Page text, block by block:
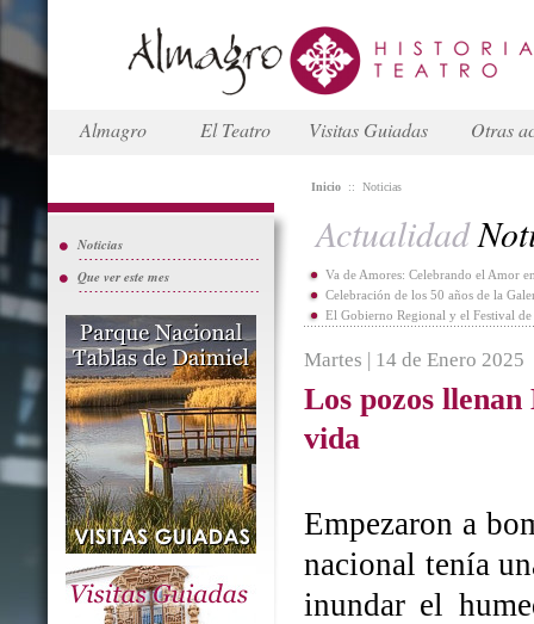
Almagro El Teatro Visitas Guiadas Otras
Noticias
Que ver este mes
Inicio :: Noticias
Actualidad
Va de Amores: Celebrando el Amor
Celebración de los 50 años de la
El Gobierno Regional y el Festival
Martes | 14 de Enero 2025
Los pozos
vida
Empezaron a
nacional tenía
inundar el